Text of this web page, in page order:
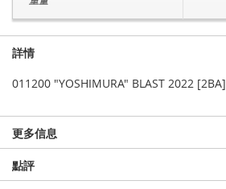
詳情
011200 "YOSHIMURA" BLAST 2022 [2BA]
更多信息
點評